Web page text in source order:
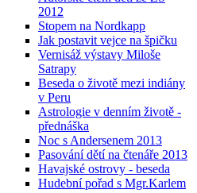
2012
Stopem na Nordkapp
Jak postavit vejce na špičku
Vernisáž výstavy Miloše
Satrapy
Beseda o životě mezi indiány
v Peru
Astrologie v denním životě -
přednáška
Noc s Andersenem 2013
Pasování dětí na čtenáře 2013
Havajské ostrovy - beseda
Hudební pořad s Mgr.Karlem